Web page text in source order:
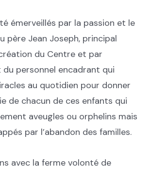
émerveillés par la passion et le
père Jean Joseph, principal
du Centre et par
du personnel encadrant qui
au quotidien pour donner
de chacun de ces enfants qui
aveugles ou orphelins mais
par l’abandon des familles.
avec la ferme volonté de